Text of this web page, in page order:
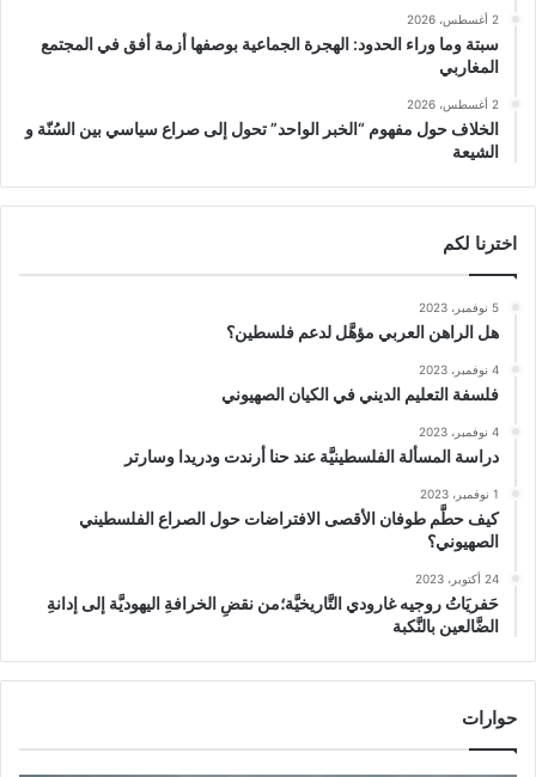
2 أغسطس، 2026
سبتة وما وراء الحدود: الهجرة الجماعية بوصفها أزمة أفق في المجتمع
المغاربي
2 أغسطس، 2026
الخلاف حول مفهوم “الخبر الواحد” تحول إلى صراع سياسي بين السُنّة و
الشيعة
اخترنا لكم
5 نوفمبر، 2023
هل الراهن العربي مؤهَّل لدعم فلسطين؟
4 نوفمبر، 2023
فلسفة التعليم الديني في الكيان الصهيوني
4 نوفمبر، 2023
دراسة المسألة الفلسطينيَّة عند حنا أرندت ودريدا وسارتر
1 نوفمبر، 2023
كيف حطَّم طوفان الأقصى الافتراضات حول الصراع الفلسطيني
الصهيوني؟
24 أكتوبر، 2023
حَفريَاتُ روجيه غارودي التَّاريخيَّة؛من نقضِ الخرافةِ اليهوديَّة إلى إدانةِ
الضَّالعين بالنَّكبة
حوارات